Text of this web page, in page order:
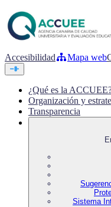
Accesibilidad Mapa web
¿Qué es la
Organización y
Transparencia
Sistema